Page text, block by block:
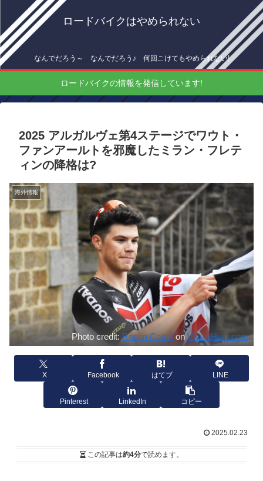
ロードバイクはやめられない
なんでだろう～ なんでだろう♪ 何回こけてもやめられない!
ロードバイクの情報を発信しています!
2025 アルガルヴェ第4ステージでワウト・
ファンアールトを邪魔したミラン・フレテ
ィンの降格は?
海外情報
Photo credit:Ronan CaroffonVisualHunt.com
X Facebook はてブ LINE
Pinterest LinkedIn コピー
2025.02.23
この記事は約4分で読めます。